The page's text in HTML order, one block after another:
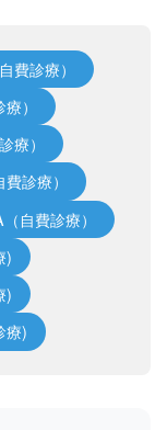
費診療）
）
療）
診療）
自費診療）
)
)
療)